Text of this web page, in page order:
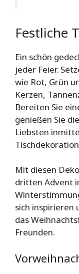
Festliche
Ein schön
jeder Feier.
wie Rot, Grün
Kerzen,
Bereiten Sie
genießen Sie
Liebsten
Mit diesen
dritten Advent
sich inspirieren
das
Freunden.